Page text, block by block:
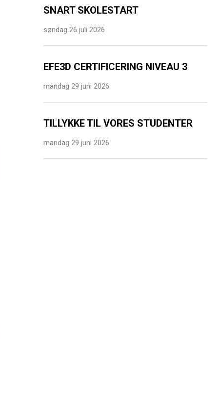
SNART SKOLESTART
søndag 26 juli 2026
EFE3D CERTIFICERING NIVEAU 3
mandag 29 juni 2026
TILLYKKE TIL VORES STUDENTER
mandag 29 juni 2026